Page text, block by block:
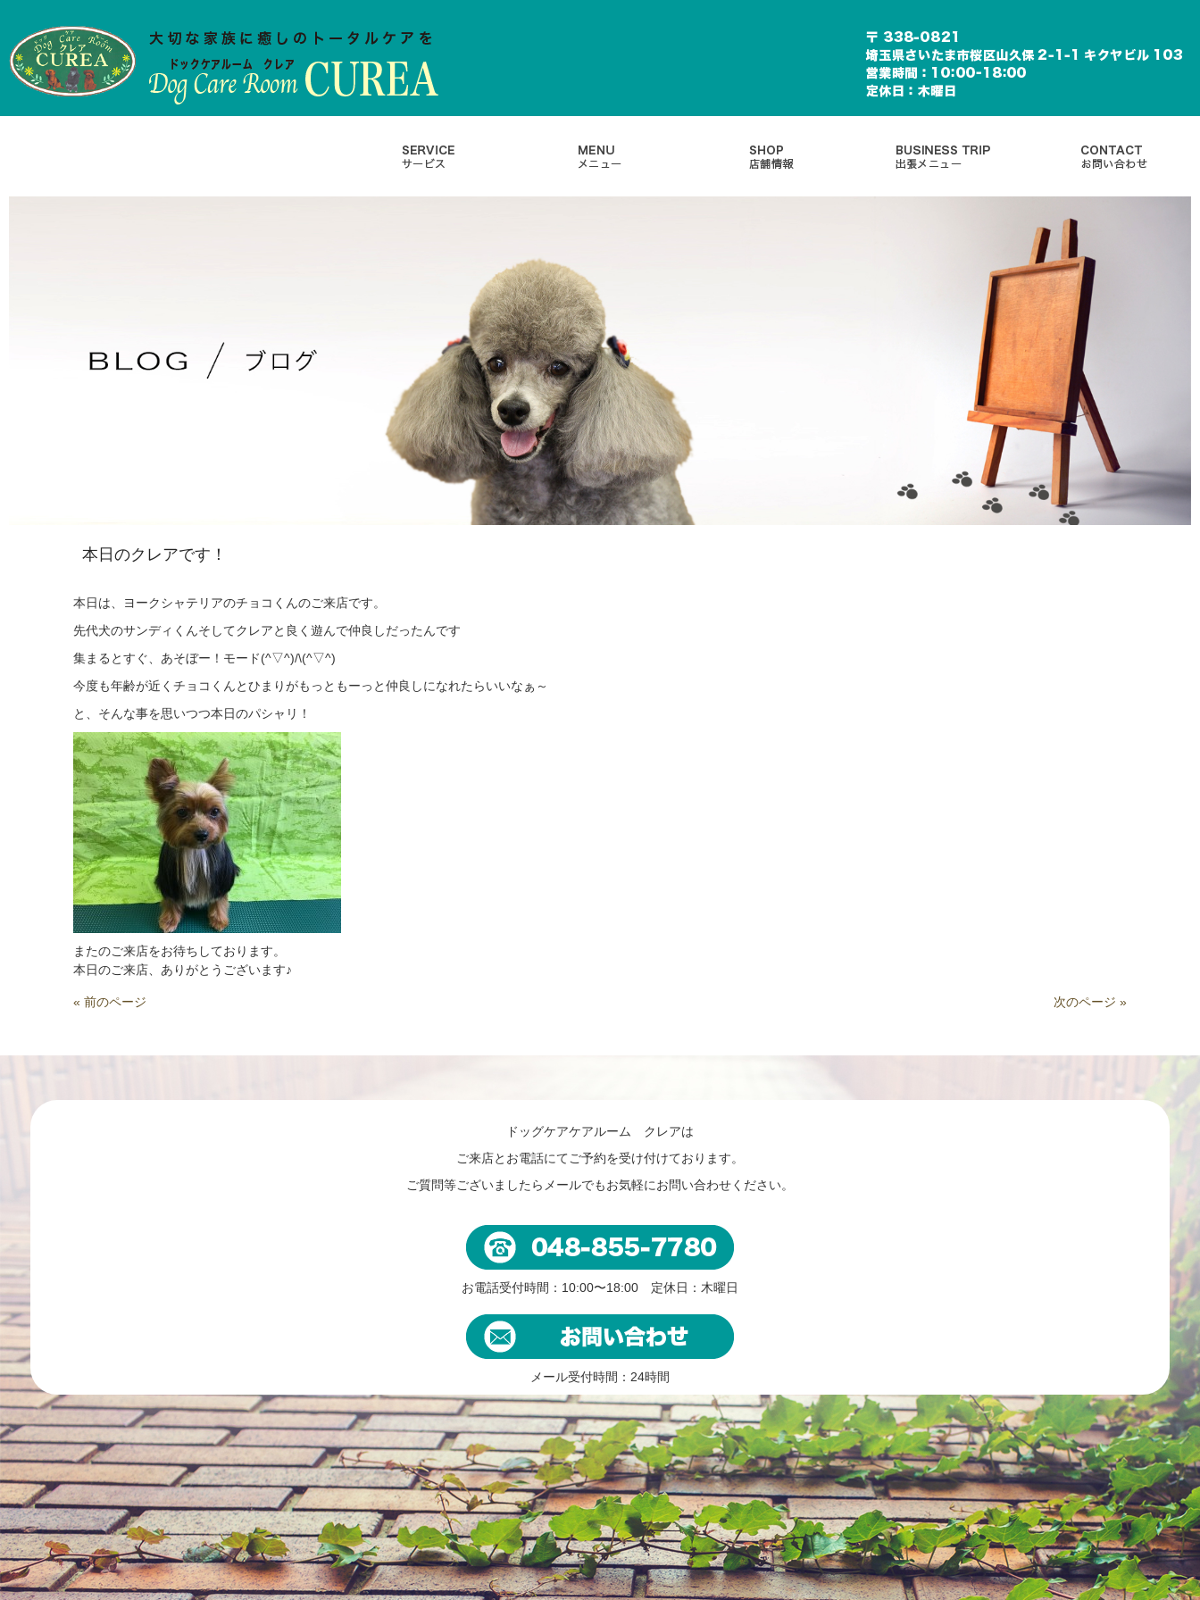
本日のクレアです！
本日は、ヨークシャテリアのチョコくんのご来店です。
先代犬のサンディくんそしてクレアと良く遊んで仲良しだったんです
集まるとすぐ、あそぼー！モード(^▽^)/\(^▽^)
今度も年齢が近くチョコくんとひまりがもっともーっと仲良しになれたらいいなぁ～
と、そんな事を思いつつ本日のパシャリ！
またのご来店をお待ちしております。
本日のご来店、ありがとうございます♪
« 前のページ 次のページ »
ドッグケアケアルーム クレアは
ご来店とお電話にてご予約を受け付けております。
ご質問等ございましたらメールでもお気軽にお問い合わせください。
お電話受付時間：10:00〜18:00 定休日：木曜日
メール受付時間：24時間